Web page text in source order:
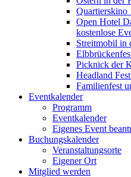
Quartierskino
Open Hotel
kostenlose
Streitmobil in
Picknick der
Headland
Familienfest
Eventkalender
Programm
Eventkalender
Eigenes Event
Buchungskalender
Veranstaltungsorte
Eigener Ort
Mitglied werden